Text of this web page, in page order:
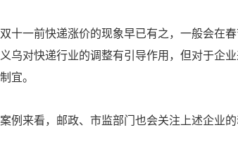
十一前快递涨价的现象早已有之，一般会在
乌对快递行业的调整有引导作用，但对于企
宜。
例来看，邮政、市监部门也会关注上述企业